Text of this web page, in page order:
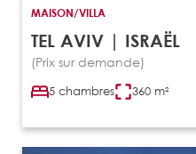
MAISON/VILLA
TEL AVIV | ISRAËL
(Prix sur demande)
5 chambres 360 m²